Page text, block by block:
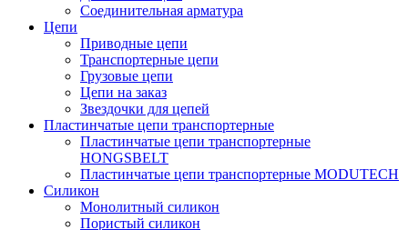
Соединительная арматура
Цепи
Приводные цепи
Транспортерные цепи
Грузовые цепи
Цепи на заказ
Звездочки для цепей
Пластинчатые цепи транспортерные
Пластинчатые цепи транспортерные
HONGSBELT
Пластинчатые цепи транспортерные MODUTECH
Силикон
Монолитный силикон
Пористый силикон